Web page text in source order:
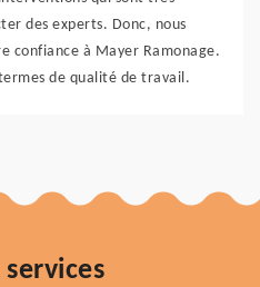
des experts. Donc, nous
confiance à Mayer Ramonage.
de qualité de travail.